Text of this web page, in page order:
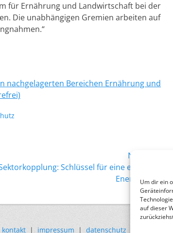
Um dir ein
auf dieser
für Ernährung und Landwirtschaft bei der
Die unabhängigen Gremien arbeiten auf
nachgelagerten Bereichen Ernährung und
Nächster →
Schlüssel für eine erfolgreiche
Energiewende?
kontakt | impressum | datenschutz